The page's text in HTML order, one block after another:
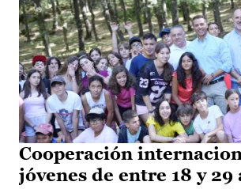
Cooperación
jóvenes de entre 18 y 29